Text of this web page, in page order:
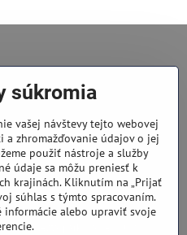
6
mesta, parkovanie v ulici
súkromia
vašej návštevy tejto webovej
a zhromažďovanie údajov o jej
použiť nástroje a služby
údaje sa môžu preniesť k
krajinách. Kliknutím na „Prijať
súhlas s týmto spracovaním.
informácie alebo upraviť svoje